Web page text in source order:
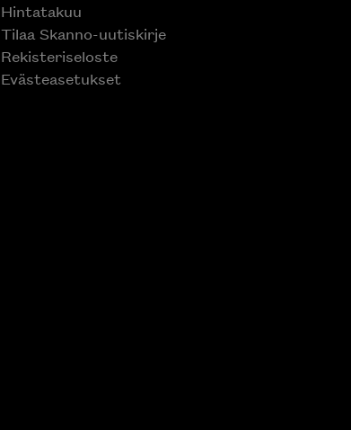
Hintatakuu
Tilaa Skanno-uutiskirje
Rekisteriseloste
Evästeasetukset